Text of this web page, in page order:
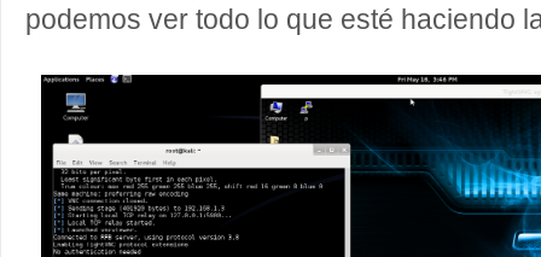
podemos ver todo lo que esté haciendo